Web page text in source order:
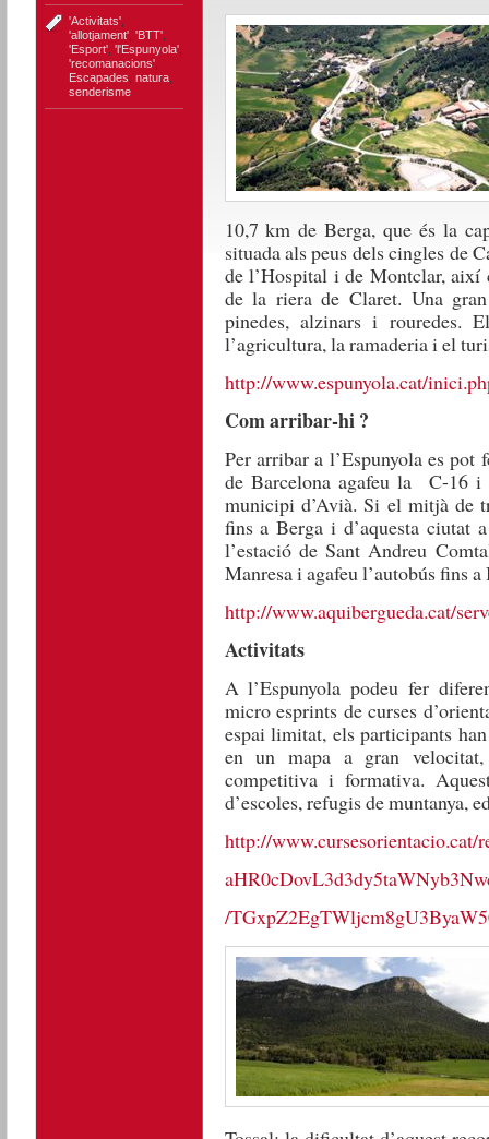
'Activitats',
'allotjament', 'BTT',
'Esport', 'l'Espunyola',
'recomanacions',
Escapades natura,
senderisme
10,7 km de Berga, que és la
situada als peus dels cingles de
de l’Hospital i de Montclar, així
de la riera de Claret. Una
pinedes, alzinars i rouredes.
l’agricultura, la ramaderia i el
http://www.espunyola.cat/
Com arribar-hi ?
Per arribar a l’Espunyola es
de Barcelona agafeu la C-16 i
municipi d’Avià. Si el mitjà de
fins a Berga i d’aquesta ciutat
l’estació de Sant Andreu
Manresa i agafeu l’autobús fins a
http://www.aquibergueda.cat/
Activitats
A l’Espunyola podeu fer
micro esprints de curses
espai limitat, els participants
en un mapa a gran
competitiva i formativa.
d’escoles, refugis de muntanya,
http://www.cursesorientacio.cat/
/